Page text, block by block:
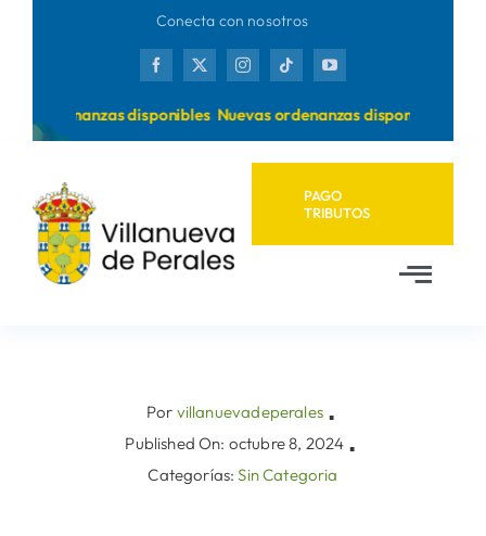
Conecta con nosotros
ordenanzas disponibles Nuevas ordenanzas disponibles
PAGO
TRIBUTOS
AyuntamientoPor villanuevadeperales ▪
Published On: octubre 8, 2024 ▪
Categorías:Sin Categoria